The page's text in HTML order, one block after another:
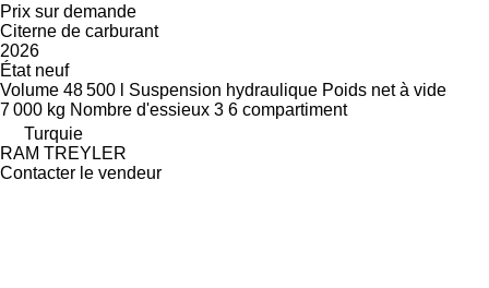
Prix sur demande
Citerne de carburant
2026
Étatneuf
Volume 48 500 l Suspension hydraulique Poids net à vide
7 000 kg Nombre d'essieux 3 6 compartiment
Turquie
RAM TREYLER
Contacter le vendeur